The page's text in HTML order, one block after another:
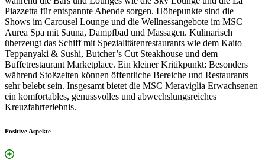
Piazzetta für entspannte Abende sorgen. Höhepunkte sind die
Shows im Carousel Lounge und die Wellnessangebote im MSC
Aurea Spa mit Sauna, Dampfbad und Massagen. Kulinarisch
überzeugt das Schiff mit Spezialitätenrestaurants wie dem Kaito
Teppanyaki & Sushi, Butcher’s Cut Steakhouse und dem
Buffetrestaurant Marketplace. Ein kleiner Kritikpunkt: Besonders
während Stoßzeiten können öffentliche Bereiche und Restaurants
sehr belebt sein. Insgesamt bietet die MSC Meraviglia Erwachsenen
ein komfortables, genussvolles und abwechslungsreiches
Kreuzfahrterlebnis.
Positive Aspekte